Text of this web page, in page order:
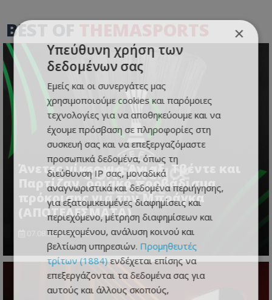
BEST OF
Άνετες νίκες για Άγιαξ, Τβέντε και
Παρτίζαν, οριακό προβάδισμα
πρόκρισης για την Μπράγκα
(ΑΠΟΤΕΛΕΣΜΑΤΑ)
07.08.2026 - 00:20
×
Υπεύθυνη χρήση των
δεδομένων σας
Εμείς και οι συνεργάτες μας
χρησιμοποιούμε cookies και παρόμοιες
τεχνολογίες για να αποθηκεύουμε και να
έχουμε πρόσβαση σε πληροφορίες στη
συσκευή σας και να επεξεργαζόμαστε
προσωπικά δεδομένα, όπως τη
διεύθυνση IP σας, μοναδικά
αναγνωριστικά και δεδομένα περιήγησης,
για εξατομικευμένες διαφημίσεις και
περιεχόμενο, μέτρηση διαφημίσεων και
περιεχομένου, ανάλυση κοινού και
βελτίωση υπηρεσιών. Προμηθευτές
τρίτων (1884)ενδέχεται επίσης να
επεξεργάζονται τα δεδομένα σας για
αυτούς και άλλους σκοπούς,